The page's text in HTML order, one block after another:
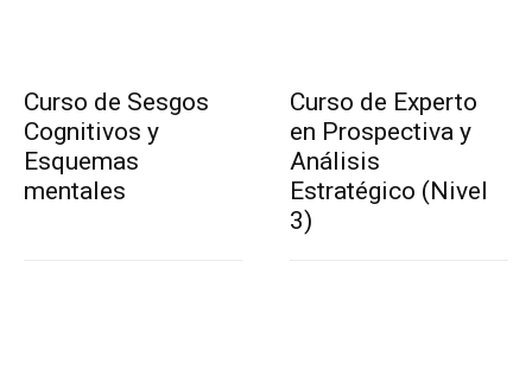
Curso de Sesgos
Cognitivos y
Esquemas
mentales
Curso de Experto
en Prospectiva y
Análisis
Estratégico (Nivel
3)